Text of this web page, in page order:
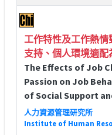
工作特性及工作熱
支持、個人環境適配
The Effects of Job
Passion on Job
of Social Support
人力資源管理研究所
Institute of Human